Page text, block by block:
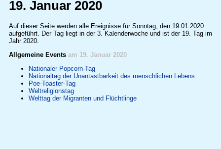
19. Januar 2020
Auf dieser Seite werden alle Ereignisse für Sonntag, den 19.01.2020
aufgeführt. Der Tag liegt in der 3. Kalenderwoche und ist der 19. Tag im
Jahr 2020.
Allgemeine Events am 19. Januar 2020
Nationaler Popcorn-Tag
Nationaltag der Unantastbarkeit des menschlichen Lebens
Poe-Toaster-Tag
Weltreligionstag
Welttag der Migranten und Flüchtlinge